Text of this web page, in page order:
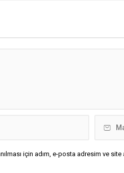
için adım, e-posta adresim ve